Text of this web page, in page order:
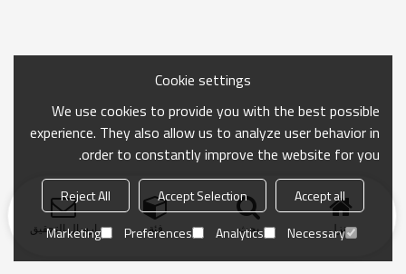
منزل بحث فئة ارسال التحقيق
Cookie settings
We use cookies to provide you with the best possible
experience. They also allow us to analyze user behavior in
order to constantly improve the website for you.
Accept all
Accept Selection
Reject All
Necessary
Analytics
Preferences
Marketing